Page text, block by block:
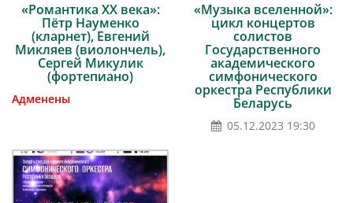
«Романтика ХХ века»:
Пётр Науменко
(кларнет), Евгений
Микляев (виолончель),
Сергей Микулик
(фортепиано)
Адменены
«Музыка вселенной»:
цикл концертов
солистов
Государственного
академического
симфонического
оркестра Республики
Беларусь
05.12.2023 19:30